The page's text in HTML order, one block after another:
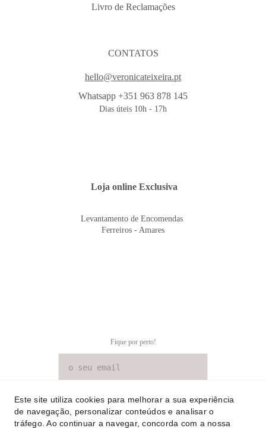
Fique por perto!
Loja online Exclusiva
Livro de Reclamações
CONTATOS
Whatsapp +351 963 878 145
Dias úteis 10h - 17h
hello@veronicateixeira.pt
Levantamento de Encomendas
Ferreiros - Amares
Este site utiliza cookies para melhorar a sua experiência
de navegação, personalizar conteúdos e analisar o
tráfego. Ao continuar a navegar, concorda com a nossa